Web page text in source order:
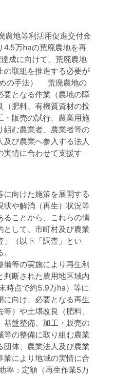
地等利活用促進交付金
4.5万haの荒廃農地を再
成に向けて、荒廃農地
の取組を推進する必要が
の手法） 荒廃農地の
要となる作業（農地の障
（肥料、有機質資材の投
・販売の試行、農業用施
組む農業者、農業者等の
び農業へ参入する法人
実情に合わせて支援す
向けた施策を展開する
状や解消（再生）状況等
ることから、これらの情
として、市町村及び農業
」（以下「調査」とい
等の実施により再生利
判断された農用地区域内
時点で約5.9万ha）等に
に向け、必要となる再生
）や土壌改良（肥料、
基盤整備、加工・販売の
等の整備に取り組む農業
団体、農業法人及び農業
業により地域の実情に合
：定額（再生作業5万